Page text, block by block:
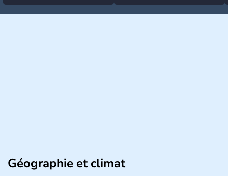
Géographie et climat